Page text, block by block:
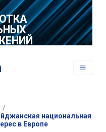
/
национальная
в Европе